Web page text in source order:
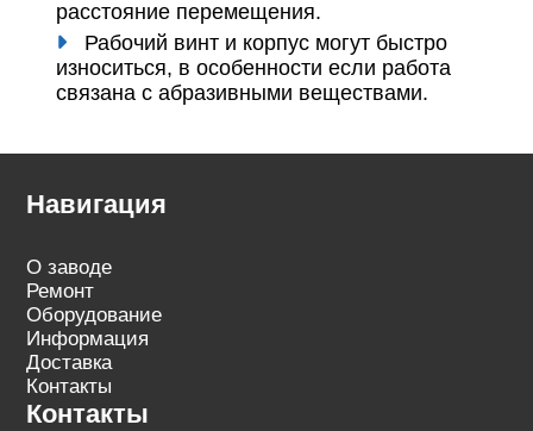
расстояние перемещения.
Рабочий винт и корпус могут быстро
износиться, в особенности если работа
связана с абразивными веществами.
Навигация
О заводе
Ремонт
Оборудование
Информация
Доставка
Контакты
Контакты